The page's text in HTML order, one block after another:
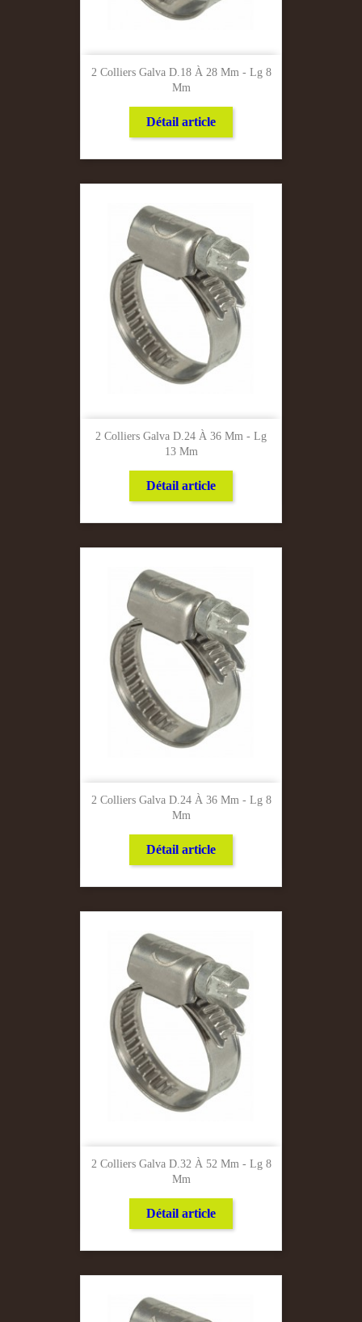
2 Colliers Galva D.18 À 28 Mm - Lg 8
Mm
Détail article
2 Colliers Galva D.24 À 36 Mm - Lg
13 Mm
Détail article
2 Colliers Galva D.24 À 36 Mm - Lg 8
Mm
Détail article
2 Colliers Galva D.32 À 52 Mm - Lg 8
Mm
Détail article